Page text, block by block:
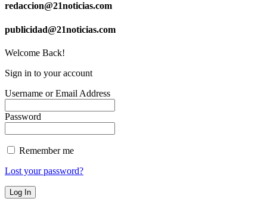
redaccion@21noticias.com
publicidad@21noticias.com
Welcome Back!
Sign in to your account
Username or Email Address
Password
Remember me
Lost your password?